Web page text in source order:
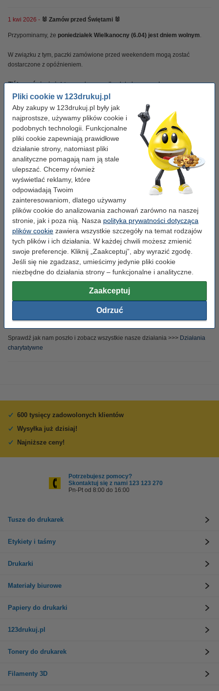
Pliki cookie w 123drukuj.pl
Aby zakupy w 123drukuj.pl były jak
najprostsze, używamy plików cookie i
podobnych technologii. Funkcjonalne
pliki cookie zapewniają prawidłowe
działanie strony, natomiast pliki
analityczne pomagają nam ją stale
ulepszać. Chcemy również
wyświetlać reklamy, które
odpowiadają Twoim
zainteresowaniom, dlatego używamy
plików cookie do analizowania zachowań zarówno na naszej
stronie, jak i poza nią. Nasza polityka prywatności dotycząca
plików cookie zawiera wszystkie szczegóły na temat rodzajów
tych plików i ich działania. W każdej chwili możesz zmienić
swoje preferencje. Kliknij „Zaakceptuj”, aby wyrazić zgodę.
Jeśli się nie zgadzasz, umieścimy jedynie pliki cookie
niezbędne do działania strony – funkcjonalne i analityczne.
Zaakceptuj
Odrzuć
1 kwi 2026 - 🐰 Zamów przed Świętami 🐰
Przypominamy, że poniedziałek Wielkanocny (6.04) jest dniem wolnym.
W związku z tym, paczki zamówione przed weekendem mogą zostać
dostarczone z opóźnieniem.
Złóż zamówienie już teraz, aby wszystko dotrało na czas!
11 lut 2026 -Świętujemy 600.000 klientów
🎉 19 lat - 600.000 klientów - 1.700.000 zamówień! 🎉
23 sty 2026 -Nowość: zakładka KSeF - najczęściej zadawane pytania
Uruchomiliśmy nową zakładkęKSeF
, w której odpowiadamy na najczęściej
zadawane pytania. Znajdziesz tam praktyczne informacje oraz wyjaśnienia
związane z wdrożeniem KSeF.
Informujemy również, że firma123drukuj.pl, zgodnie z obowiązującymi
przepisami,od 1 kwietnia 2026 roku będzie w pełni korzystać z Krajowego
Systemu e‑Faktur (KSeF).
Więcej informacji znajdziesz tutaj: Najważniejsze informacje o KSeF
15 sty 2026 -123drukuj.pl Spełnia Marzenia
W grudniu ruszyliśmy z ogromną akcją "123drukuj.pl Spełnia Marzenia",
której celem było wsparcie jak największej liczby potrzebujących, w
szczególności dzieci i młodzieży, w spełnieniu ich świątecznych marzeń.
Sprawdź jak nam poszło i zobacz wszystkie nasze działania >>> Działania
charytatywne
600 tysięcy zadowolonych klientów
Wysyłka już dzisiaj!
Najniższe ceny!
Potrzebujesz pomocy?
Skontaktuj się z nami 123 123 270
Pn-Pt od 8:00 do 16:00
Tusze do drukarek
Etykiety i taśmy
Drukarki
Materiały biurowe
Papiery do drukarki
123drukuj.pl
Tonery do drukarek
Filamenty 3D